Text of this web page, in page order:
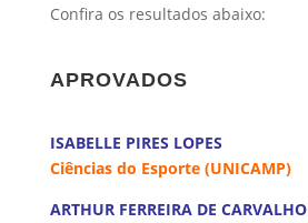
Confira os resultados abaixo:
APROVADOS
ISABELLE PIRES LOPES
Ciências do Esporte (UNICAMP)
ARTHUR FERREIRA DE CARVALHO